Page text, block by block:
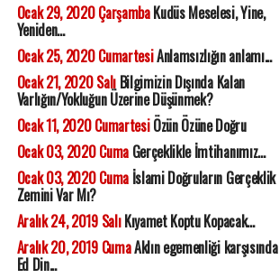
Ocak 29, 2020 ÇarşambaKudüs Meselesi, Yine,
Yeniden...
Ocak 25, 2020 CumartesiAnlamsızlığın anlamı...
Ocak 21, 2020 SalıBilgimizin Dışında Kalan
Varlığın/Yokluğun Üzerine Düşünmek?
Ocak 11, 2020 CumartesiÖzün Özüne Doğru
Ocak 03, 2020 CumaGerçeklikle İmtihanımız...
Ocak 03, 2020 Cumaİslami Doğruların Gerçeklik
Zemini Var Mı?
Aralık 24, 2019 SalıKıyamet Koptu Kopacak...
Aralık 20, 2019 CumaAklın egemenliği karşısında
Ed Din...